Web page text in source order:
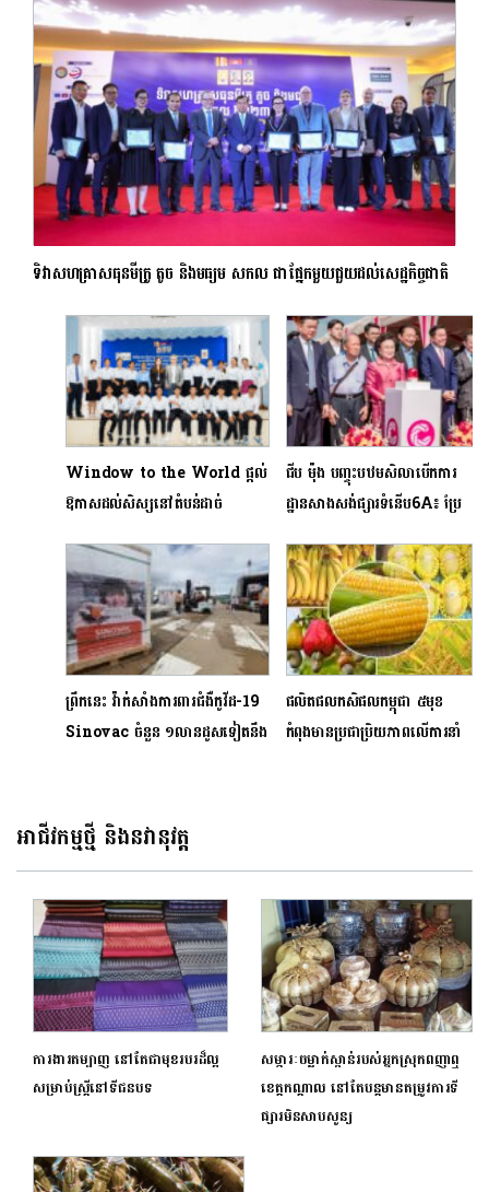
ទិវាសហគ្រាសធុនមីក្រូ តូច និងមធ្យម សកល ជាផ្នែកមួយជួយដល់សេដ្ឋកិច្ចជាតិ
Window to the World ផ្តល់
ឱកាសដល់សិស្សនៅតំបន់ដាច់
មកទស្សនកិច្ចសិក្សាអប់រំនៅរាជធានី
ភ្នំពេញ
ជីប ម៉ុង បញ្ចុះបឋមសិលាបើកការ
ដ្ឋានសាងសង់ផ្សារទំនើប6A៖ ប្រែ
មជ្ឈមណ្ឌលសេដ្ឋកិច្ច និងសហគមន៍
ដ៏រស់រវើក​ ស៊ីវិល័យ
ព្រឹកនេះ វ៉ាក់សាំងការពារជំងឺកូវីដ-19
Sinovac ចំនួន ១លានដូសទៀតនឹង
ផលិតផលកសិផលកម្ពុជា ៥មុខ
កំពុងមានប្រជាប្រិយភាពលើការនាំ
អាជីវកម្មថ្មី និងនវានុវត្ត
ការងារតម្បាញ នៅតែជាមុខរបរដ៏ល្អ
សម្រាប់ស្ត្រីនៅទីជនបទ
សម្ភារៈចម្លាក់ស្ពាន់របស់អ្នកស្រុកពញាឮ
ខេត្តកណ្តាល នៅតែបន្តមានតម្រូវការទី
ផ្សារមិនសាបសូន្យ